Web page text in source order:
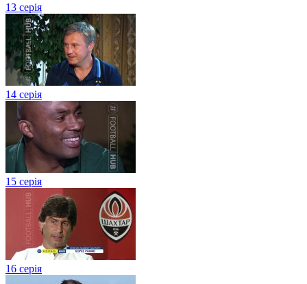
13 серія
14 серія
15 серія
16 серія